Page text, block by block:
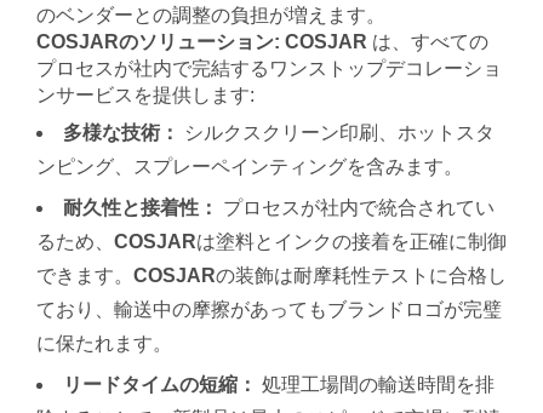
のベンダーとの調整の負担が増えます。
COSJARのソリューション: COSJAR は、すべての
プロセスが社内で完結するワンストップデコレーショ
ンサービスを提供します:
多様な技術：
シルクスクリーン印刷、ホットスタ
ンピング、スプレーペインティングを含みます。
耐久性と接着性：
プロセスが社内で統合されてい
るため、 COSJARは塗料とインクの接着を正確に制御
できます。 COSJARの装飾は耐摩耗性テストに合格し
ており、輸送中の摩擦があってもブランドロゴが完璧
に保たれます。
リードタイムの短縮： 処理工場間の輸送時間を排